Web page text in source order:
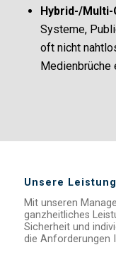
Hybrid-/
Systeme,
oft nicht
Medienbrüche
Unsere
Mit unseren
ganzheitliches
Sicherheit und
die Anforderungen